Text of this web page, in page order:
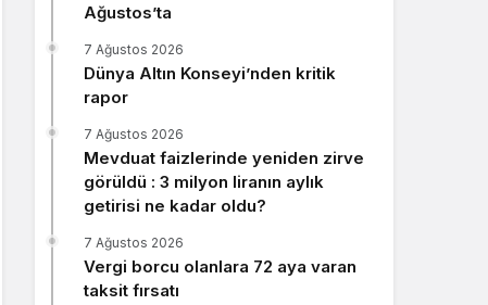
Sistem Modu
Sistem modunu seçin.
Ağustos’ta
Dünya Altın Konseyi’nden kritik
rapor
7 Ağustos 2026
Mevduat faizlerinde yeniden zirve
görüldü : 3 milyon liranın aylık
getirisi ne kadar oldu?
7 Ağustos 2026
Vergi borcu olanlara 72 aya varan
taksit fırsatı
7 Ağustos 2026